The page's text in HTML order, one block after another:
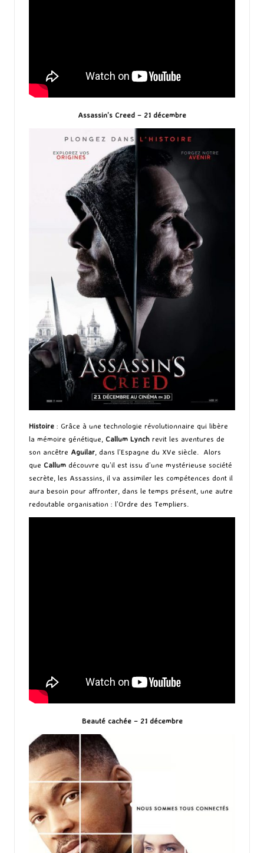
Assassin’s Creed – 21 décembre
Histoire : Grâce à une technologie révolutionnaire qui libère
la mémoire génétique, Callum Lynch revit les aventures de
son ancêtre Aguilar , dans l’Espagne du XVe siècle. Alors
que Callum découvre qu’il est issu d’une mystérieuse société
secrète, les Assassins, il va assimiler les compétences dont il
aura besoin pour affronter, dans le temps présent, une autre
redoutable organisation : l’Ordre des Templiers.
Beauté cachée – 21 décembre